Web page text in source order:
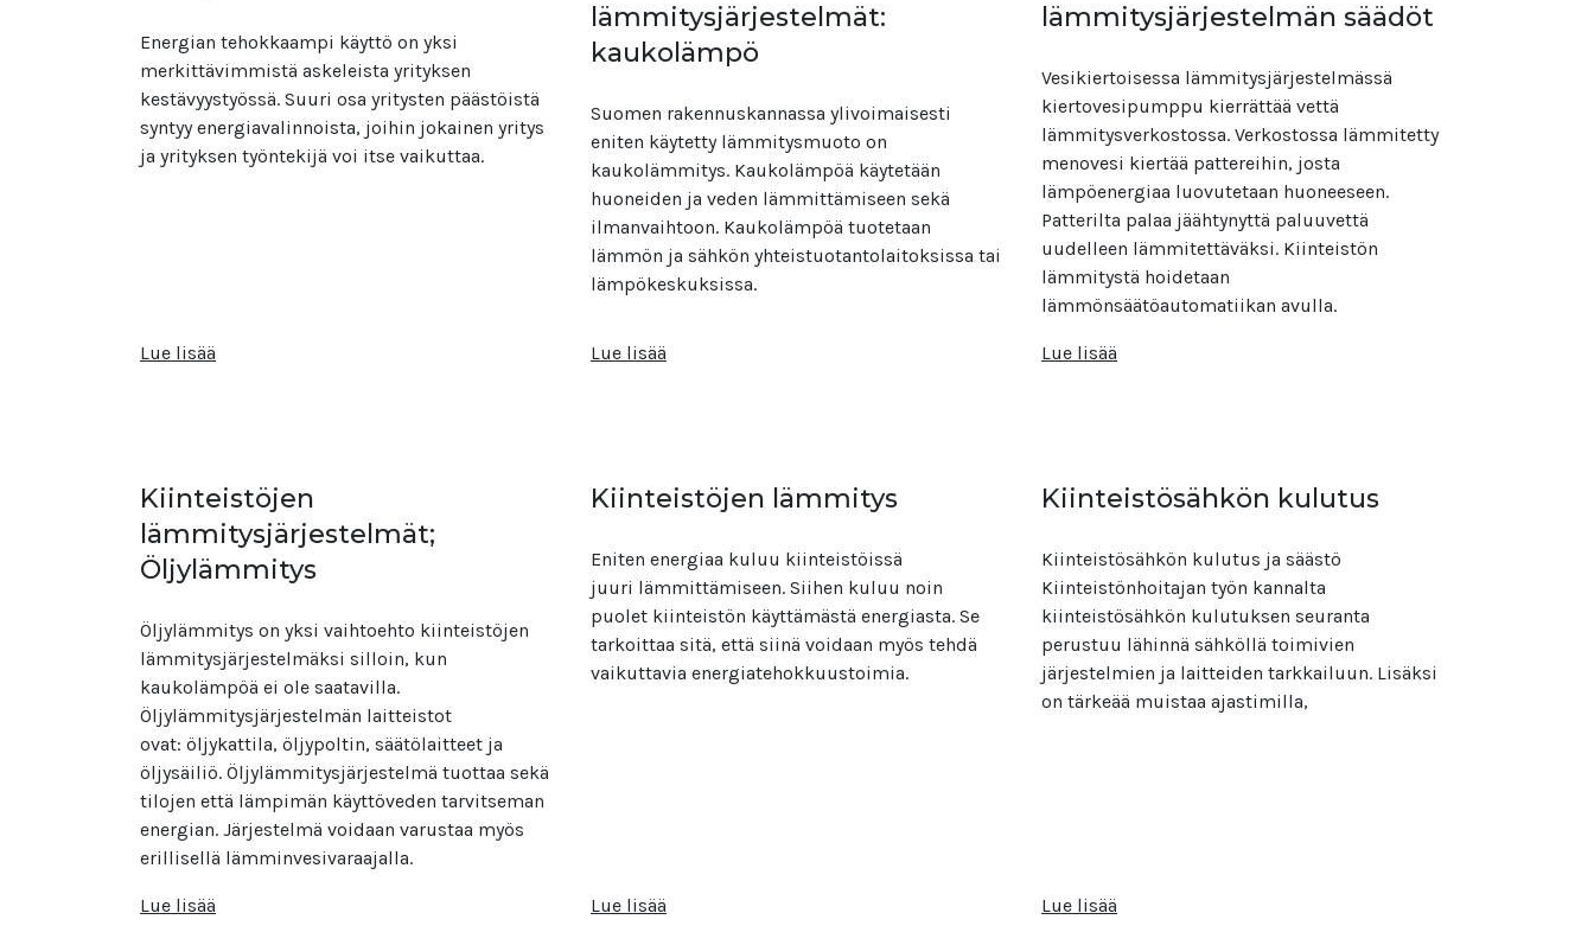
Energian tehokkaampi käyttö on yksi
merkittävimmistä askeleista yrityksen
kestävyystyössä. Suuri osa yritysten päästöistä
syntyy energiavalinnoista, joihin jokainen yritys
ja yrityksen työntekijä voi itse vaikuttaa.
Lue lisää
lämmitysjärjestelmät:
kaukolämpö
Suomen rakennuskannassa ylivoimaisesti
eniten käytetty lämmitysmuoto on
kaukolämmitys. Kaukolämpöä käytetään
huoneiden ja veden lämmittämiseen sekä
ilmanvaihtoon. Kaukolämpöä tuotetaan
lämmön ja sähkön yhteistuotantolaitoksissa tai
lämpökeskuksissa.
Lue lisää
lämmitysjärjestelmän säädöt
Vesikiertoisessa lämmitysjärjestelmässä
kiertovesipumppu kierrättää vettä
lämmitysverkostossa. Verkostossa lämmitetty
menovesi kiertää pattereihin, josta
lämpöenergiaa luovutetaan huoneeseen.
Patterilta palaa jäähtynyttä paluuvettä
uudelleen lämmitettäväksi. Kiinteistön
lämmitystä hoidetaan
lämmönsäätöautomatiikan avulla.
Lue lisää
Kiinteistöjen
lämmitysjärjestelmät;
Öljylämmitys
Öljylämmitys on yksi vaihtoehto kiinteistöjen
lämmitysjärjestelmäksi silloin, kun
kaukolämpöä ei ole saatavilla.
Öljylämmitysjärjestelmän laitteistot
ovat: öljykattila, öljypoltin, säätölaitteet ja
öljysäiliö. Öljylämmitysjärjestelmä tuottaa sekä
tilojen että lämpimän käyttöveden tarvitseman
energian. Järjestelmä voidaan varustaa myös
erillisellä lämminvesivaraajalla.
Lue lisää
Kiinteistöjen lämmitys
Eniten energiaa kuluu kiinteistöissä
juuri lämmittämiseen. Siihen kuluu noin
puolet kiinteistön käyttämästä energiasta. Se
tarkoittaa sitä, että siinä voidaan myös tehdä
vaikuttavia energiatehokkuustoimia.
Lue lisää
Kiinteistösähkön kulutus
Kiinteistösähkön kulutus ja säästö
Kiinteistönhoitajan työn kannalta
kiinteistösähkön kulutuksen seuranta
perustuu lähinnä sähköllä toimivien
järjestelmien ja laitteiden tarkkailuun. Lisäksi
on tärkeää muistaa ajastimilla,
Lue lisää